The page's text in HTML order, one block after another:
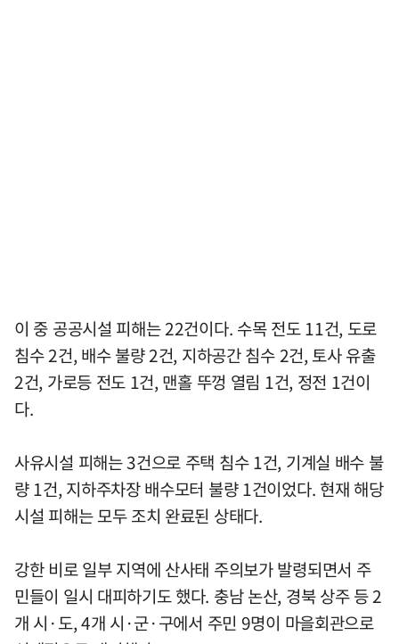
이 중 공공시설 피해는 22건이다. 수목 전도 11건, 도로
침수 2건, 배수 불량 2건, 지하공간 침수 2건, 토사 유출
2건, 가로등 전도 1건, 맨홀 뚜껑 열림 1건, 정전 1건이
다.
사유시설 피해는 3건으로 주택 침수 1건, 기계실 배수 불
량 1건, 지하주차장 배수모터 불량 1건이었다. 현재 해당
시설 피해는 모두 조치 완료된 상태다.
강한 비로 일부 지역에 산사태 주의보가 발령되면서 주
민들이 일시 대피하기도 했다. 충남 논산, 경북 상주 등 2
개 시·도, 4개 시·군·구에서 주민 9명이 마을회관으로